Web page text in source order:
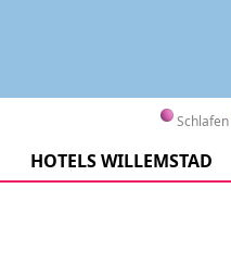
Schlafen
HOTELS WILLEMSTAD